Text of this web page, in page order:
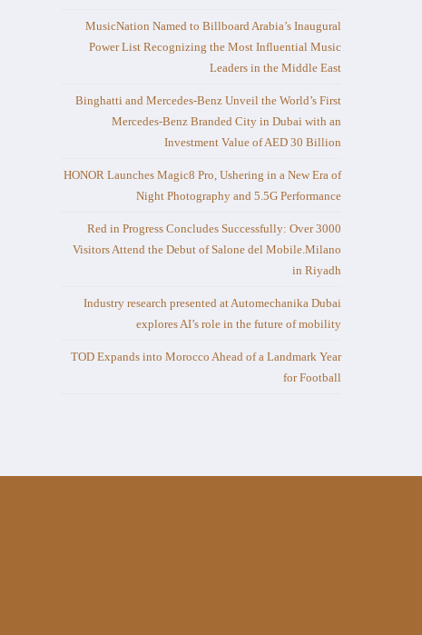
MusicNation Named to Billboard Arabia’s Inaugural
Power List Recognizing the Most Influential Music
Leaders in the Middle East
Binghatti and Mercedes-Benz Unveil the World’s First
Mercedes-Benz Branded City in Dubai with an
Investment Value of AED 30 Billion
HONOR Launches Magic8 Pro, Ushering in a New Era of
Night Photography and 5.5G Performance
Red in Progress Concludes Successfully: Over 3000
Visitors Attend the Debut of Salone del Mobile.Milano
in Riyadh
Industry research presented at Automechanika Dubai
explores AI’s role in the future of mobility
TOD Expands into Morocco Ahead of a Landmark Year
for Football